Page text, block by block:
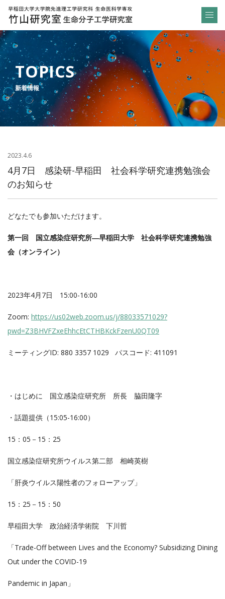
TOPICS
新着情報
2023.4.6
4月7日 感染研-早稲田 社会科学研究連携勉強会
のお知らせ
どなたでも参加いただけます。
第一回 国立感染症研究所―早稲田大学 社会科学研究連携勉強
会（オンライン）
2023年4月7日 15:00-16:00
Zoom: https://us02web.zoom.us/j/88033571029?
pwd=Z3BHVFZxeEhhcEtCTHBKckFzenU0QT09
ミーティングID: 880 3357 1029 パスコード: 411091
・はじめに 国立感染症研究所 所長 脇田隆字
・話題提供（15:05-16:00）
15：05－15：25
国立感染症研究所ウイルス第二部 相崎英樹
「肝炎ウイルス陽性者のフォローアップ」
15：25－15：50
早稲田大学 政治経済学術院 下川哲
「Trade-Off between Lives and the Economy? Subsidizing Dining
Out under the COVID-19
Pandemic in Japan」